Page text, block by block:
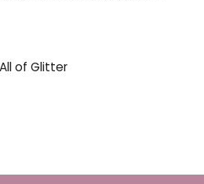
of Glitter